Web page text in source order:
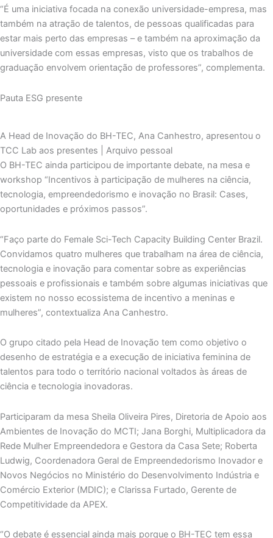
“É uma iniciativa focada na conexão universidade-empresa, mas
também na atração de talentos, de pessoas qualificadas para
estar mais perto das empresas – e também na aproximação da
universidade com essas empresas, visto que os trabalhos de
graduação envolvem orientação de professores”, complementa.
Pauta ESG presente
A Head de Inovação do BH-TEC, Ana Canhestro, apresentou o
TCC Lab aos presentes | Arquivo pessoal
O BH-TEC ainda participou de importante debate, na mesa e
workshop “Incentivos à participação de mulheres na ciência,
tecnologia, empreendedorismo e inovação no Brasil: Cases,
oportunidades e próximos passos”.
“Faço parte do Female Sci-Tech Capacity Building Center Brazil.
Convidamos quatro mulheres que trabalham na área de ciência,
tecnologia e inovação para comentar sobre as experiências
pessoais e profissionais e também sobre algumas iniciativas que
existem no nosso ecossistema de incentivo a meninas e
mulheres”, contextualiza Ana Canhestro.
O grupo citado pela Head de Inovação tem como objetivo o
desenho de estratégia e a execução de iniciativa feminina de
talentos para todo o território nacional voltados às áreas de
ciência e tecnologia inovadoras.
Participaram da mesa Sheila Oliveira Pires, Diretoria de Apoio aos
Ambientes de Inovação do MCTI; Jana Borghi, Multiplicadora da
Rede Mulher Empreendedora e Gestora da Casa Sete; Roberta
Ludwig, Coordenadora Geral de Empreendedorismo Inovador e
Novos Negócios no Ministério do Desenvolvimento Indústria e
Comércio Exterior (MDIC); e Clarissa Furtado, Gerente de
Competitividade da APEX.
“O debate é essencial ainda mais porque o BH-TEC tem essa